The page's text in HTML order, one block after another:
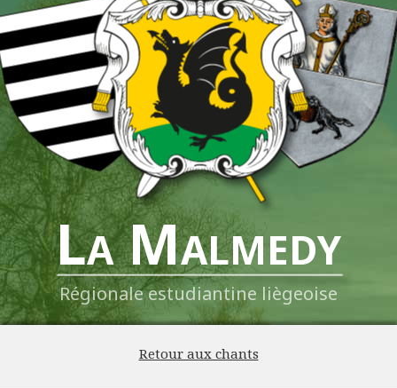
La Malmedy
Régionale estudiantine liègeoise
Retour aux chants